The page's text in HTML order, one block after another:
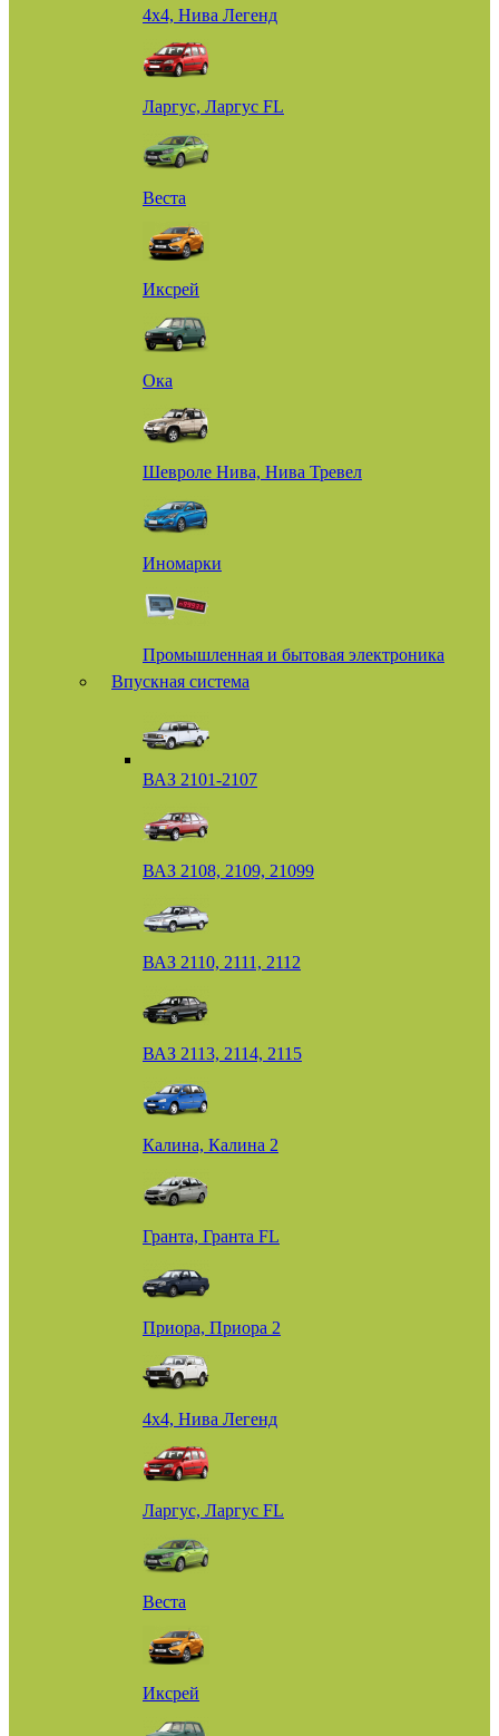
4х4, Нива Легенд
Ларгус, Ларгус FL
Веста
Иксрей
Ока
Шевроле Нива, Нива Тревел
Иномарки
Промышленная и бытовая электроника
Впускная система
ВАЗ 2101-2107
ВАЗ 2108, 2109, 21099
ВАЗ 2110, 2111, 2112
ВАЗ 2113, 2114, 2115
Калина, Калина 2
Гранта, Гранта FL
Приора, Приора 2
4х4, Нива Легенд
Ларгус, Ларгус FL
Веста
Иксрей